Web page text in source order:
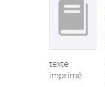
texte
imprimé